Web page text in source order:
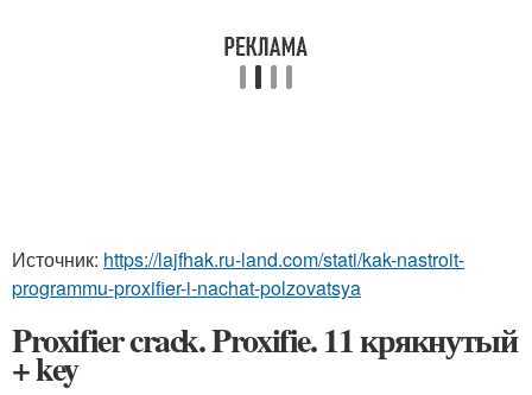
Источник: https://lajfhak.ru-land.com/stati/kak-nastroit-
programmu-proxifier-i-nachat-polzovatsya
Proxifier crack. Proxifie. 11 крякнутый
+ key